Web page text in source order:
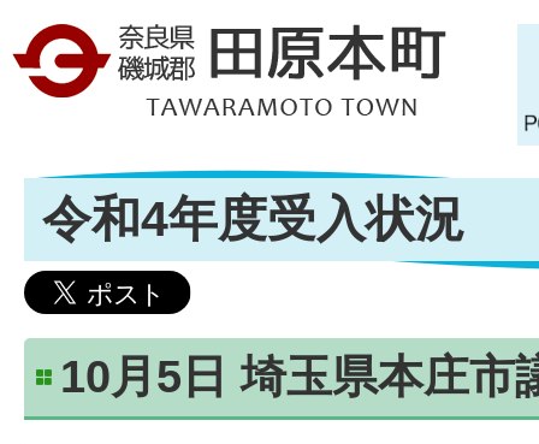
令和4年度受入状況
10月5日 埼玉県本庄市